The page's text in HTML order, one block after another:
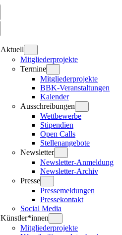
Aktuell
Mitgliederprojekte
Termine
Mitgliederprojekte
BBK-Veranstaltungen
Kalender
Ausschreibungen
Wettbewerbe
Stipendien
Open Calls
Stellenangebote
Newsletter
Newsletter-Anmeldung
Newsletter-Archiv
Presse
Pressemeldungen
Pressekontakt
Social Media
Künstler*innen
Mitgliederprojekte